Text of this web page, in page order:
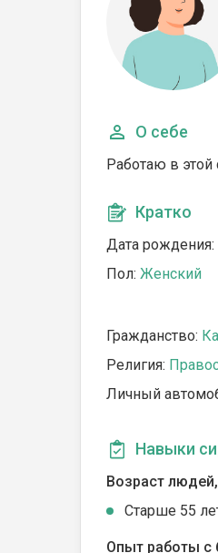
О себе
Работаю в этой
Кратко
Дата рождения:
Пол: Женский
Гражданство:
Религия:
Личный
Навыки
Возраст
Cтарше 55
Опыт работы с